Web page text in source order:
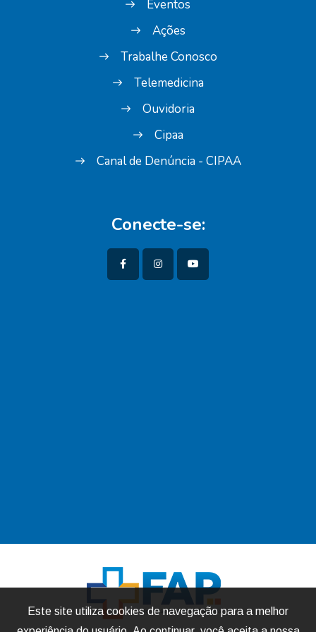
Eventos
Ações
Trabalhe Conosco
Telemedicina
Ouvidoria
Cipaa
Canal de Denúncia - CIPAA
Conecte-se:
Este site utiliza cookies de navegação para a melhor